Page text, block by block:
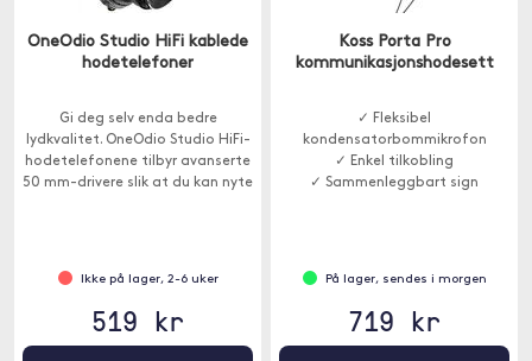
OneOdio Studio HiFi kablede
hodetelefoner
Gi deg selv enda bedre
lydkvalitet. OneOdio Studio HiFi-
hodetelefonene tilbyr avanserte
50 mm-drivere slik at du kan nyte
Ikke på lager, 2-6 uker
519 kr
Koss Porta Pro
kommunikasjonshodesett
✓ Fleksibel
kondensatorbommikrofon
✓ Enkel tilkobling
✓ Sammenleggbart sign
På lager, sendes i morgen
719 kr